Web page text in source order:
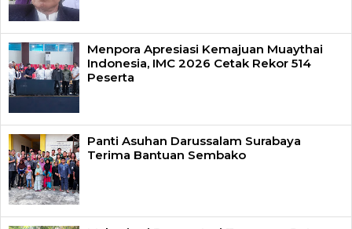
Menpora Apresiasi Kemajuan Muaythai
Indonesia, IMC 2026 Cetak Rekor 514
Peserta
Panti Asuhan Darussalam Surabaya
Terima Bantuan Sembako